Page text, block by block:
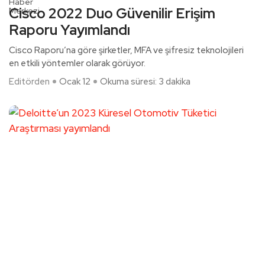
Cisco 2022 Duo Güvenilir Erişim
Raporu Yayımlandı
Cisco Raporu’na göre şirketler, MFA ve şifresiz teknolojileri
en etkili yöntemler olarak görüyor.
Editörden
Ocak 12 Okuma süresi: 3 dakika